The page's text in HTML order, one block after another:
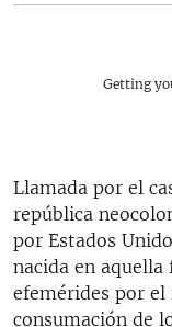
Getting
Llamada por el
república
por Estados
nacida en
efemérides por
consumación de